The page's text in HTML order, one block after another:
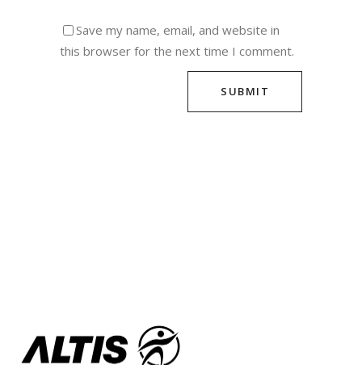
Save my name, email, and website in
this browser for the next time I comment.